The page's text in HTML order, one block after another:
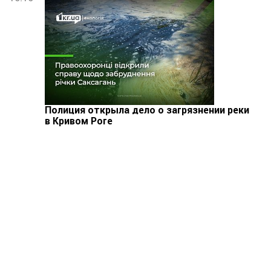
Полиция открыла дело о загрязнении реки
в Кривом Роге